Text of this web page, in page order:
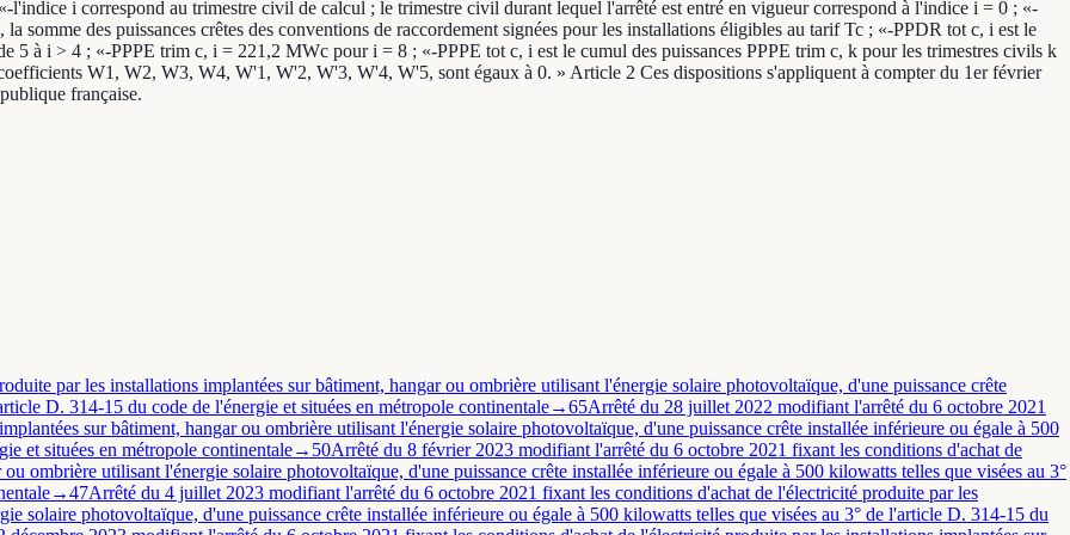
l'indice i correspond au trimestre civil de calcul ; le trimestre civil durant lequel l'arrêté est entré en vigueur correspond à l'indice i = 0 ; «-
somme des puissances crêtes des conventions de raccordement signées pour les installations éligibles au tarif Tc ; «-PPDR tot c, i est le
5 à i > 4 ; «-PPPE trim c, i = 221,2 MWc pour i = 8 ; «-PPPE tot c, i est le cumul des puissances PPPE trim c, k pour les trimestres civils k
W1, W2, W3, W4, W'1, W'2, W'3, W'4, W'5, sont égaux à 0. » Article 2 Ces dispositions s'appliquent à compter du 1er février
française.
par les installations implantées sur bâtiment, hangar ou ombrière utilisant l'énergie solaire photovoltaïque, d'une puissance crête
D. 314-15 du code de l'énergie et situées en métropole continentale→65Arrêté du 28 juillet 2022 modifiant l'arrêté du 6 octobre 2021
sur bâtiment, hangar ou ombrière utilisant l'énergie solaire photovoltaïque, d'une puissance crête installée inférieure ou égale à 500
et situées en métropole continentale→ 50Arrêté du 8 février 2023 modifiant l'arrêté du 6 octobre 2021 fixant les conditions d'achat de
ombrière utilisant l'énergie solaire photovoltaïque, d'une puissance crête installée inférieure ou égale à 500 kilowatts telles que visées au 3°
→47Arrêté du 4 juillet 2023 modifiant l'arrêté du 6 octobre 2021 fixant les conditions d'achat de l'électricité produite par les
solaire photovoltaïque, d'une puissance crête installée inférieure ou égale à 500 kilowatts telles que visées au 3° de l'article D. 314-15 du